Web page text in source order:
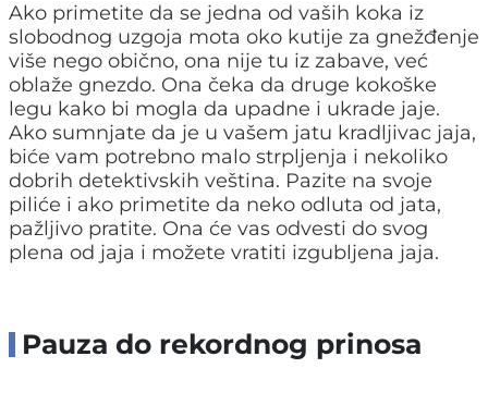
Ako primetite da se jedna od vaših koka iz
slobodnog uzgoja mota oko kutije za gnežđenje
više nego obično, ona nije tu iz zabave, već
oblaže gnezdo. Ona čeka da druge kokoške
legu kako bi mogla da upadne i ukrade jaje.
Ako sumnjate da je u vašem jatu kradljivac jaja,
biće vam potrebno malo strpljenja i nekoliko
dobrih detektivskih veština. Pazite na svoje
piliće i ako primetite da neko odluta od jata,
pažljivo pratite. Ona će vas odvesti do svog
plena od jaja i možete vratiti izgubljena jaja.
Pauza do rekordnog prinosa